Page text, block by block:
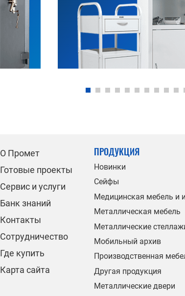
О Промет
Готовые проекты
Сервис и услуги
Банк знаний
Контакты
Сотрудничество
Где купить
Карта сайта
ПРОДУКЦИЯ
Новинки
Сейфы
Медицинская мебель и
Металлическая мебель
Металлические
Мобильный архив
Производственная
Другая продукция
Металлические двери